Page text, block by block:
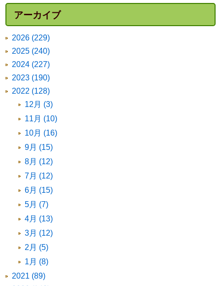
アーカイブ
2026 (229)
2025 (240)
2024 (227)
2023 (190)
2022 (128)
12月 (3)
11月 (10)
10月 (16)
9月 (15)
8月 (12)
7月 (12)
6月 (15)
5月 (7)
4月 (13)
3月 (12)
2月 (5)
1月 (8)
2021 (89)